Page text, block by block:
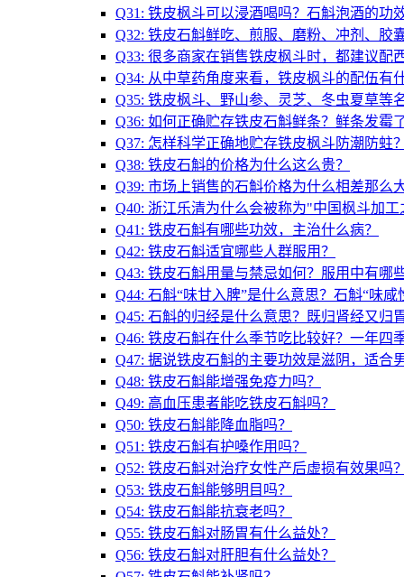
Q31: 铁皮枫斗可以浸酒喝吗？石斛泡酒的功
Q32: 铁皮石斛鲜吃、煎服、磨粉、冲剂、胶
Q33: 很多商家在销售铁皮枫斗时，都建议配
Q34: 从中草药角度来看，铁皮枫斗的配伍有
Q35: 铁皮枫斗、野山参、灵芝、冬虫夏草等
Q36: 如何正确贮存铁皮石斛鲜条？鲜条发霉
Q37: 怎样科学正确地贮存铁皮枫斗防潮防蛀
Q38: 铁皮石斛的价格为什么这么贵？
Q39: 市场上销售的石斛价格为什么相差那么
Q40: 浙江乐清为什么会被称为"中国枫斗加
Q41: 铁皮石斛有哪些功效，主治什么病？
Q42: 铁皮石斛适宜哪些人群服用？
Q43: 铁皮石斛用量与禁忌如何？服用中有哪
Q44: 石斛“味甘入脾”是什么意思？石斛“味
Q45: 石斛的归经是什么意思？既归肾经又归
Q46: 铁皮石斛在什么季节吃比较好？一年四
Q47: 据说铁皮石斛的主要功效是滋阴，适合
Q48: 铁皮石斛能增强免疫力吗？
Q49: 高血压患者能吃铁皮石斛吗？
Q50: 铁皮石斛能降血脂吗？
Q51: 铁皮石斛有护嗓作用吗？
Q52: 铁皮石斛对治疗女性产后虚损有效果吗
Q53: 铁皮石斛能够明目吗？
Q54: 铁皮石斛能抗衰老吗？
Q55: 铁皮石斛对肠胃有什么益处？
Q56: 铁皮石斛对肝胆有什么益处？